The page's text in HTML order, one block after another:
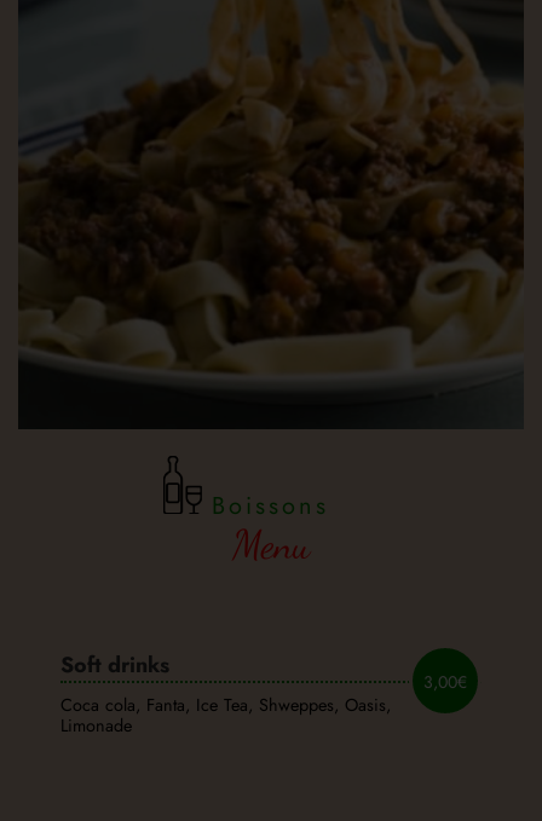
Boissons
Menu
Soft drinks
3,00€
Coca cola, Fanta, Ice Tea, Shweppes, Oasis,
Limonade